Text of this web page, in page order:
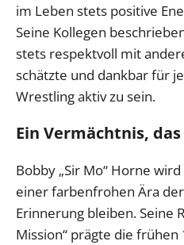
im Leben stets positive
Seine Kollegen
stets respektvoll mit
schätzte und dankbar für
Wrestling aktiv zu sein.
Ein Vermächtnis,
Bobby „Sir Mo“ Horne
einer farbenfrohen Ära
Erinnerung bleiben. Seine
Mission“ prägte die frühen